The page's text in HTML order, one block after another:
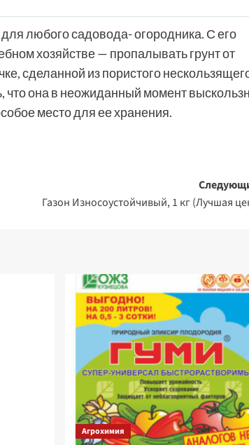
любого садовода- огородника. С его
хозяйстве — пропалывать грунт от
сделанной из пористого
что она в неожиданный момент
место для ее хранения.
Газон Износоустойчивый, 1 кг (Лучшая
Агрохимия